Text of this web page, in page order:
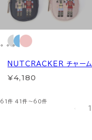
NUTCRACKER チャーム
¥4,180
61件41件～60件
1